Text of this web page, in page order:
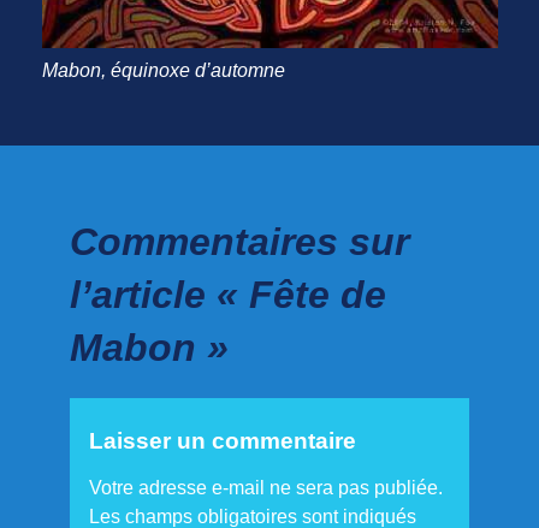
Mabon, équinoxe d’automne
Commentaires sur
l’article « Fête de
Mabon »
Laisser un commentaire
Votre adresse e-mail ne sera pas publiée.
Les champs obligatoires sont indiqués